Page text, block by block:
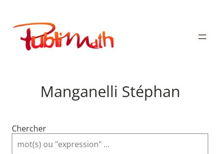
contenu
Publimath
Manganelli Stéphan
Chercher